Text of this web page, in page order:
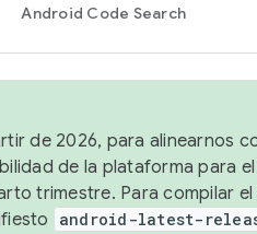
Android Code Search
de 2026, para alinearnos
de la plataforma para
trimestre. Para compilar
android-latest-